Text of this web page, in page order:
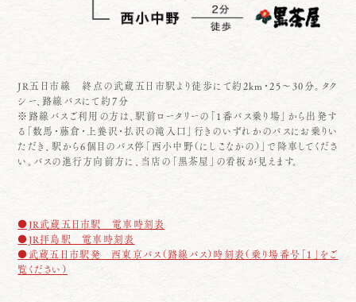
JR五日市線 終点の武蔵五日市駅より徒歩にて約2km・25～30分。タク
シー、路線バスにて約７分
※路線バスご利用の方は、駅前ロータリーの「1番バス乗り場」から出発す
る「数馬・藤倉・上養沢・払沢の滝入口」行きのいずれかのバスにお乗りい
ただき、駅から6個目のバス停「西小中野（にしこなかの）」で降車してくださ
い。バスの進行方向前方に、当店の「黒茶屋」の看板が見えます。
●JR武蔵五日市駅 電車時刻表
●JR拝島駅 電車時刻表
●武蔵五日市駅発 西東京バス（路線バス）時刻表（乗り場番号「１」をご
覧ください）